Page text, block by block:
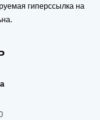
гиперссылка на